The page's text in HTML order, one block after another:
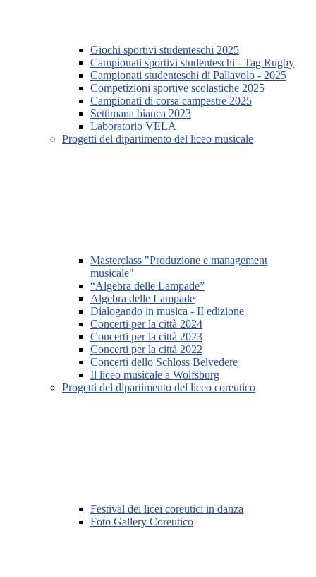
Giochi sportivi studenteschi 2025
Campionati sportivi studenteschi - Tag Rugby
Campionati studenteschi di Pallavolo - 2025
Competizioni sportive scolastiche 2025
Campionati di corsa campestre 2025
Settimana bianca 2023
Laboratorio VELA
Progetti del dipartimento del liceo musicale
Masterclass "Produzione e management
musicale"
“Algebra delle Lampade”
Algebra delle Lampade
Dialogando in musica - II edizione
Concerti per la città 2024
Concerti per la città 2023
Concerti per la città 2022
Concerti dello Schloss Belvedere
Il liceo musicale a Wolfsburg
Progetti del dipartimento del liceo coreutico
Festival dei licei coreutici in danza
Foto Gallery Coreutico